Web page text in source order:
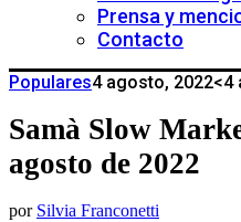
Prensa y
Contacto
Populares4 agosto, 2022<4
Samà Slow
agosto de 2022
por Silvia Franconetti